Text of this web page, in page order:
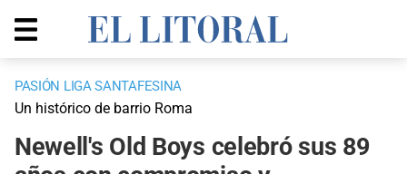
PASIÓN LIGA SANTAFESINA
Un histórico de barrio Roma
Newell's Old Boys celebró sus 89